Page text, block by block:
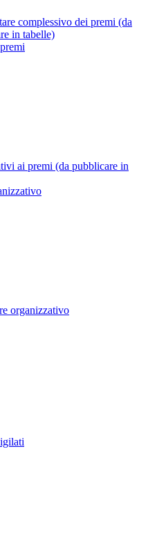
complessivo dei premi (da
in tabelle)
ai premi (da pubblicare in
organizzativo